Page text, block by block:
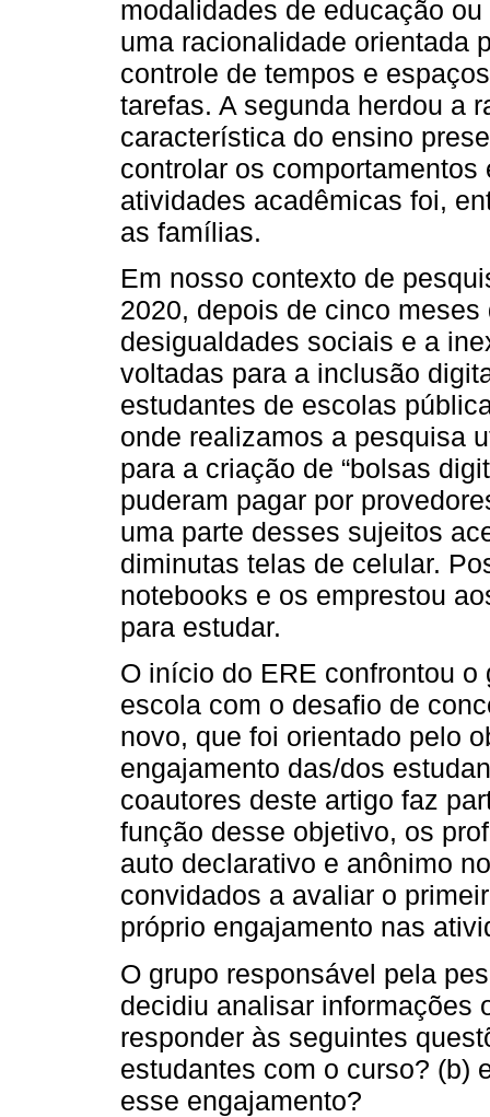
modalidades de educação
uma racionalidade orientada
controle de tempos e
tarefas. A segunda herdou a
característica do ensino
controlar os
atividades acadêmicas foi,
as famílias.
Em nosso contexto de
2020, depois de cinco
desigualdades sociais e a
voltadas para a inclusão
estudantes de escolas
onde realizamos a pesquisa
para a criação de “bolsas
puderam pagar por
uma parte desses sujeitos
diminutas telas de celular.
notebooks e os emprestou
para estudar.
O início do ERE confrontou
escola com o desafio de
novo, que foi orientado pelo
engajamento das/dos
coautores deste artigo faz
função desse objetivo, os
auto declarativo e anônimo
convidados a avaliar o
próprio engajamento nas
O grupo responsável pela
decidiu analisar informações
responder às seguintes
estudantes com o curso? (b)
esse engajamento?